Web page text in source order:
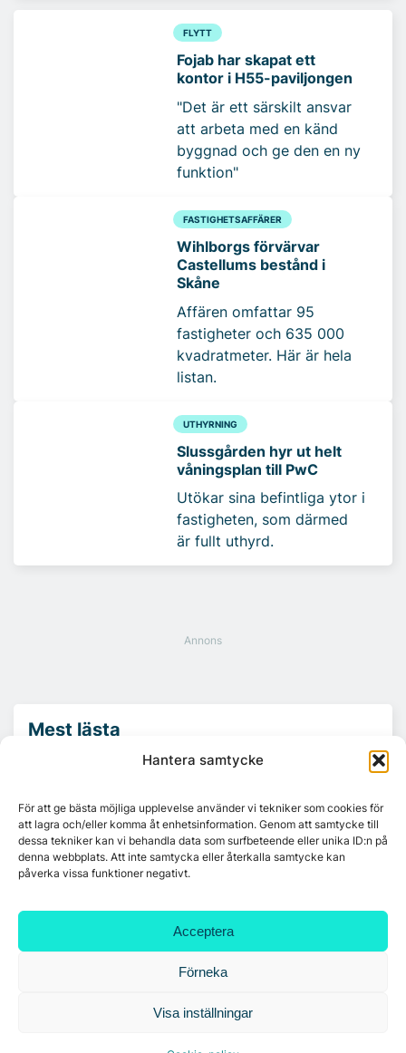
Hantera samtycke
För att ge bästa möjliga upplevelse använder vi tekniker som cookies för
att lagra och/eller komma åt enhetsinformation. Genom att samtycke till
dessa tekniker kan vi behandla data som surfbeteende eller unika ID:n på
denna webbplats. Att inte samtycka eller återkalla samtycke kan
påverka vissa funktioner negativt.
Acceptera
Förneka
Visa inställningar
FLYTT
Fojab har skapat ett
kontor i H55-paviljongen
"Det är ett särskilt ansvar
att arbeta med en känd
byggnad och ge den en ny
funktion"
FASTIGHETSAFFÄRER
Wihlborgs förvärvar
Castellums bestånd i
Skåne
Affären omfattar 95
fastigheter och 635 000
kvadratmeter. Här är hela
listan.
UTHYRNING
Slussgården hyr ut helt
våningsplan till PwC
Utökar sina befintliga ytor i
fastigheten, som därmed
är fullt uthyrd.
Mest lästa
Arendal 5.0
Ny hyresgäst till projektet HK Gamlestaden
7A återöppnar mötesvåning på Vasagatan
Tandem Health flyttar till Kungsgatan